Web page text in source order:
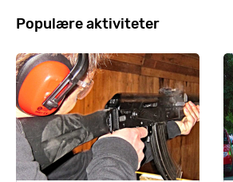
Populære aktiviteter